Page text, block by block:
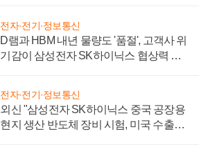
전자·전기·정보통신
D램과 HBM 내년 물량도 '품절', 고객사 위
기감이 삼성전자 SK하이닉스 협상력 더
전자·전기·정보통신
외신 "삼성전자 SK하이닉스 중국 공장용
현지 생산 반도체 장비 시험, 미국 수출통